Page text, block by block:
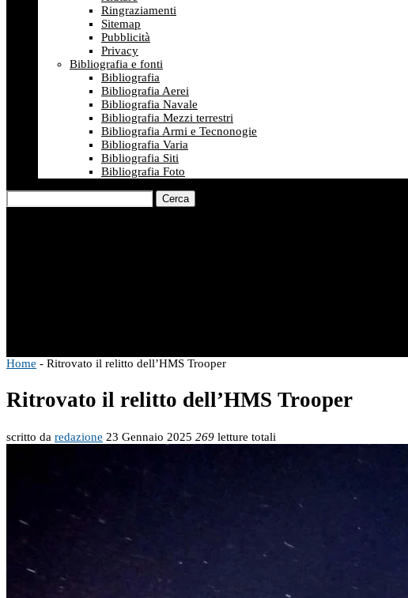
Ringraziamenti
Sitemap
Pubblicità
Privacy
Bibliografia e fonti
Bibliografia
Bibliografia Aerei
Bibliografia Navale
Bibliografia Mezzi terrestri
Bibliografia Armi e Tecnonogie
Bibliografia Varia
Bibliografia Siti
Bibliografia Foto
Cerca
Home - Ritrovato il relitto dell’HMS Trooper
Ritrovato il relitto dell’HMS Trooper
scritto da redazione 23 Gennaio 2025 269 letture totali